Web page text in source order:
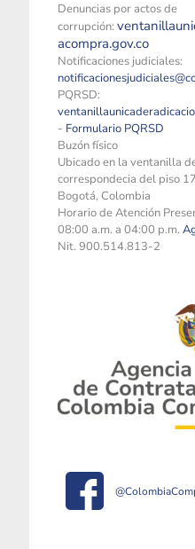
Denuncias por actos de
corrupción:
acompra.gov.co
Notificaciones judiciales:
PQRSD:
- Formulario PQRSD
Buzón físico
Ubicado en la ventanilla
correspondecia del piso
Bogotá, Colombia
Horario de Atención
08:00 a.m. a 04:00 p.m.
Nit. 900.514.813-2